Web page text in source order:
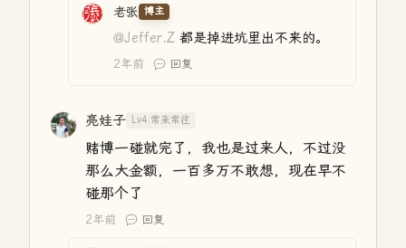
老张 博主
@Jeffer.Z 都是掉进坑里出不来的。
2年前 回复
亮娃子 Lv4.常来常往
赌博一碰就完了，我也是过来人，不过没
那么大金额，一百多万不敢想，现在早不
碰那个了
2年前 回复